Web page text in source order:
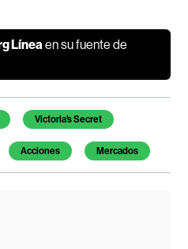
Líneaen su fuente de
Victoria’s Secret
Acciones Mercados